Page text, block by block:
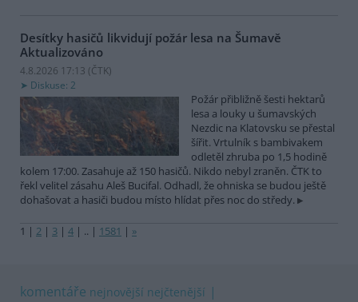
Desítky hasičů likvidují požár lesa na Šumavě
Aktualizováno
4.8.2026 17:13 (ČTK)
Diskuse: 2
Požár přibližně šesti hektarů
lesa a louky u šumavských
Nezdic na Klatovsku se přestal
šířit. Vrtulník s bambivakem
odletěl zhruba po 1,5 hodině
kolem 17:00. Zasahuje až 150 hasičů. Nikdo nebyl zraněn. ČTK to
řekl velitel zásahu Aleš Bucifal. Odhadl, že ohniska se budou ještě
dohašovat a hasiči budou místo hlídat přes noc do středy.
1 | 2 | 3 | 4 | .. | 1581 | »
komentáře nejnovější nejčtenější